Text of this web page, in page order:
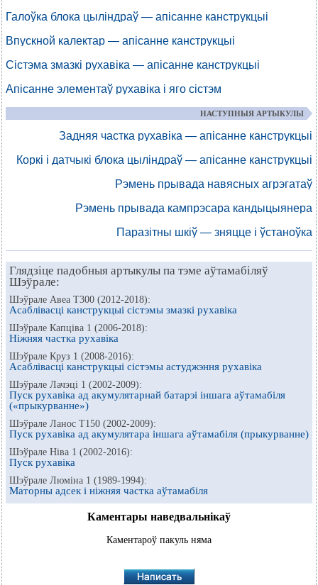
Галоўка блока цыліндраў — апісанне канструкцыі
Впускной калектар — апісанне канструкцыі
Сістэма змазкі рухавіка — апісанне канструкцыі
Апісанне элементаў рухавіка і яго сістэм
НАСТУПНЫЯ АРТЫКУЛЫ
Задняя частка рухавіка — апісанне канструкцыі
Коркі і датчыкі блока цыліндраў — апісанне канструкцыі
Рэмень прывада навясных агрэгатаў
Рэмень прывада кампрэсара кандыцыянера
Паразітны шкіў — зняцце і ўстаноўка
Глядзіце падобныя артыкулы па тэме аўтамабіляў
Шэўрале:
Шэўрале Авеа Т300 (2012-2018):
Асаблівасці канструкцыі сістэмы змазкі рухавіка
Шэўрале Капціва 1 (2006-2018):
Ніжняя частка рухавіка
Шэўрале Круз 1 (2008-2016):
Асаблівасці канструкцыі сістэмы астуджэння рухавіка
Шэўрале Лачэці 1 (2002-2009):
Пуск рухавіка ад акумулятарнай батарэі іншага аўтамабіля
(«прыкурванне»)
Шэўрале Ланос Т150 (2002-2009):
Пуск рухавіка ад акумулятара іншага аўтамабіля (прыкурванне)
Шэўрале Ніва 1 (2002-2016):
Пуск рухавіка
Шэўрале Люміна 1 (1989-1994):
Маторны адсек і ніжняя частка аўтамабіля
Каментары наведвальнікаў
Каментароў пакуль няма